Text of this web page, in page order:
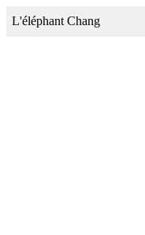
L'éléphant Chang